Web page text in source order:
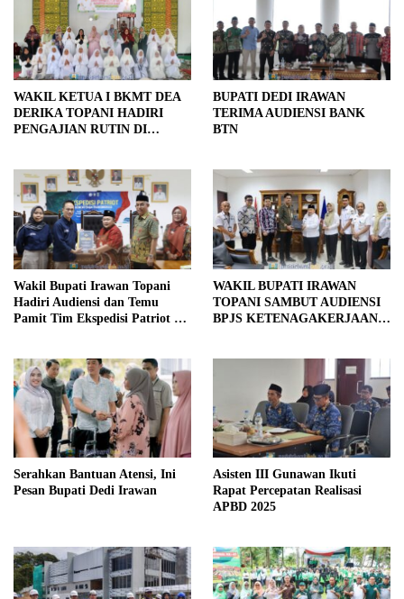
WAKIL KETUA I BKMT DEA
DERIKA TOPANI HADIRI
PENGAJIAN RUTIN DI
BUPATI DEDI IRAWAN
TERIMA AUDIENSI BANK
BTN
Wakil Bupati Irawan Topani
Hadiri Audiensi dan Temu
Pamit Tim Ekspedisi Patriot di
WAKIL BUPATI IRAWAN
TOPANI SAMBUT AUDIENSI
BPJS KETENAGAKERJAAN
Serahkan Bantuan Atensi, Ini
Pesan Bupati Dedi Irawan
Asisten III Gunawan Ikuti
Rapat Percepatan Realisasi
APBD 2025